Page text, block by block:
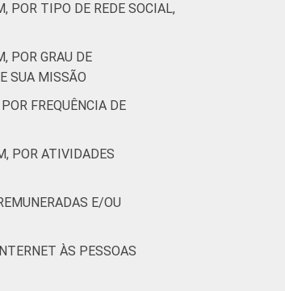
sobre o uso das
Lucrativos 2016
POR TIPO DE REDE SOCIAL,
POR GRAU DE
SUA MISSÃO
FREQUÊNCIA DE
POR ATIVIDADES
E/OU
ÀS PESSOAS